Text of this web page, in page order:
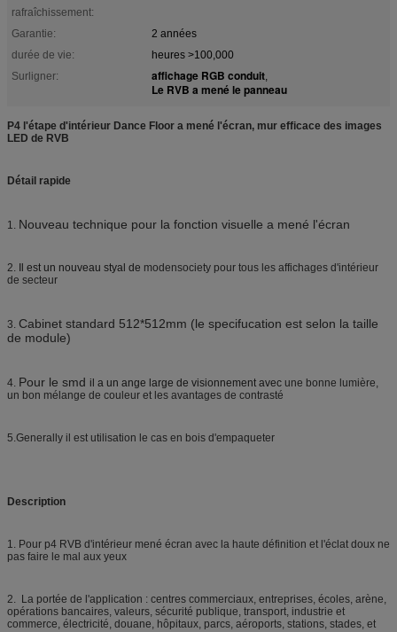
rafraîchissement:
Garantie:
2 années
durée de vie:
heures >100,000
Surligner:
affichage RGB conduit,
Le RVB a mené le panneau
P4 l'étape d'intérieur Dance Floor a mené l'écran, mur efficace des images
LED de RVB
Détail rapide
1. Nouveau technique pour la fonction visuelle a mené l'écran
2. Il est un nouveau styal de modensociety pour tous les affichages d'intérieur
de secteur
3. Cabinet standard 512*512mm (le specifucation est selon la taille
de module)
4. Pour le smd il a un ange large de visionnement avec une bonne lumière,
un bon mélange de couleur et les avantages de contrasté
5.Generally il est utilisation le cas en bois d'empaqueter
Description
1. Pour p4 RVB d'intérieur mené écran avec la haute définition et l'éclat doux ne
pas faire le mal aux yeux
2. La portée de l'application : centres commerciaux, entreprises, écoles, arène,
opérations bancaires, valeurs, sécurité publique, transport, industrie et
commerce, électricité, douane, hôpitaux, parcs, aéroports, stations, stades, et